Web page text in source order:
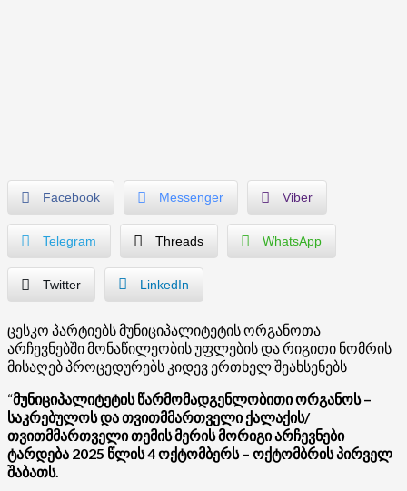
Facebook Messenger Viber
Telegram Threads WhatsApp
Twitter LinkedIn
ცესკო პარტიებს მუნიციპალიტეტის ორგანოთა
არჩევნებში მონაწილეობის უფლების და რიგითი ნომრის
მისაღებ პროცედურებს კიდევ ერთხელ შეახსენებს
“მუნიციპალიტეტის წარმომადგენლობითი ორგანოს –
საკრებულოს და თვითმმართველი ქალაქის/
თვითმმართველი თემის მერის მორიგი არჩევნები
ტარდება 2025 წლის 4 ოქტომბერს – ოქტომბრის პირველ
შაბათს.